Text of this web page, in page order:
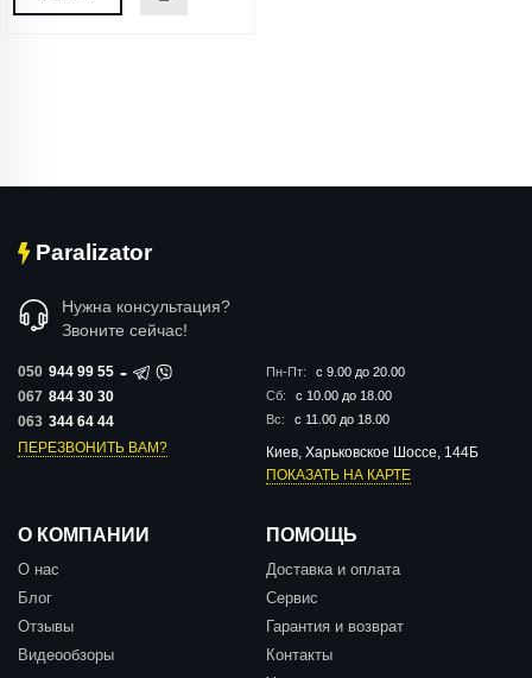
Paralizator
Нужна консультация?
Звоните сейчас!
050 944 99 55 -
067 844 30 30
063 344 64 44
ПЕРЕЗВОНИТЬ ВАМ?
Пн-Пт:
с 9.00 до 20.00
Сб:
с 10.00 до 18.00
Вс:
с 11.00 до 18.00
Киев, Харьковское Шоссе, 144Б
ПОКАЗАТЬ НА КАРТЕ
О КОМПАНИИ
О нас
Блог
Отзывы
Видеообзоры
ПОМОЩЬ
Доставка и оплата
Сервис
Гарантия и возврат
Контакты